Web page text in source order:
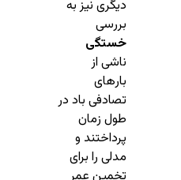
دیگری نیز به
بررسی
خستگی
ناشی از
بارهای
تصادفی باد در
طول زمان
پرداختند و
مدلی را برای